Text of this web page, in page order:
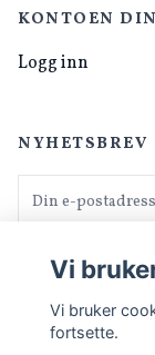
KONTOEN DIN
Logg inn
NYHETSBREV
Vi
Vi bruker
fortsette.